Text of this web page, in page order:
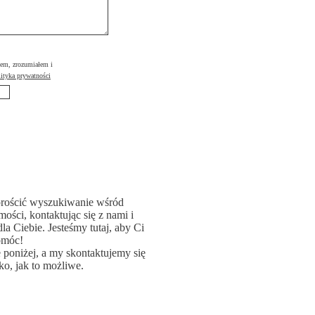
zrozumiałem i
prywatności
wyszukiwanie wśród
kontaktując się z nami i
Ciebie. Jesteśmy tutaj, aby Ci
a my skontaktujemy się
jak to możliwe.